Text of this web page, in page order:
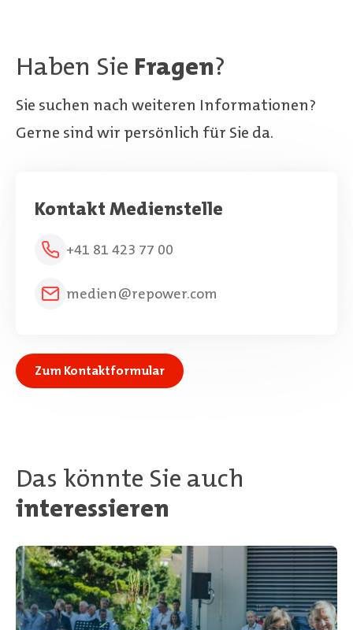
Haben Sie Fragen?
Sie suchen nach weiteren Informationen?
Gerne sind wir persönlich für Sie da.
Kontakt Medienstelle
+41 81 423 77 00
medien@repower.com
Zum Kontaktformular
Das könnte Sie auch
interessieren